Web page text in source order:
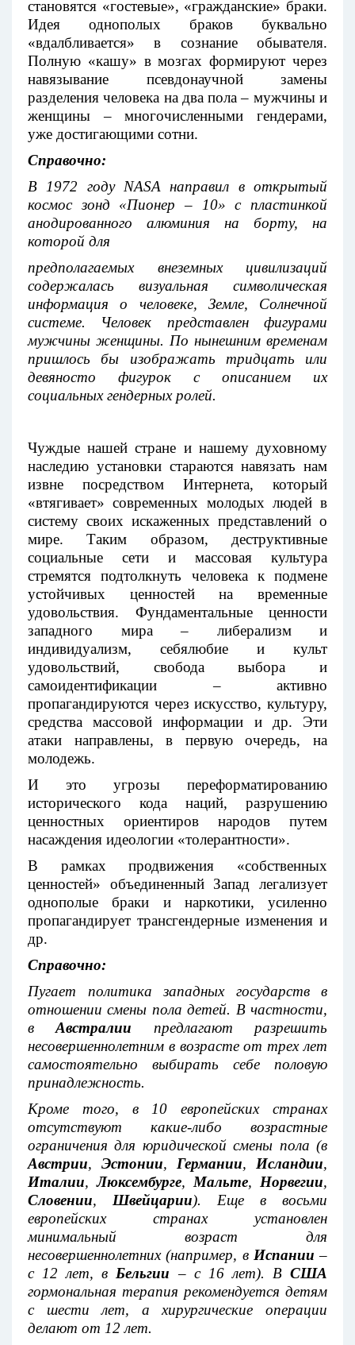
становятся «гостевые», «гражданские» браки.
Идея однополых браков буквально
«вдалбливается» в сознание обывателя.
Полную «кашу» в мозгах формируют через
навязывание псевдонаучной замены
разделения человека на два пола – мужчины и
женщины – многочисленными гендерами,
уже достигающими сотни.
Справочно:
В 1972 году NASA направил в открытый
космос зонд «Пионер – 10» с пластинкой
анодированного алюминия на борту, на
которой для
предполагаемых внеземных цивилизаций
содержалась визуальная символическая
информация о человеке, Земле, Солнечной
системе. Человек представлен фигурами
мужчины женщины. По нынешним временам
пришлось бы изображать тридцать или
девяносто фигурок с описанием их
социальных гендерных ролей.
Чуждые нашей стране и нашему духовному
наследию установки стараются навязать нам
извне посредством Интернета, который
«втягивает» современных молодых людей в
систему своих искаженных представлений о
мире. Таким образом, деструктивные
социальные сети и массовая культура
стремятся подтолкнуть человека к подмене
устойчивых ценностей на временные
удовольствия. Фундаментальные ценности
западного мира – либерализм и
индивидуализм, себялюбие и культ
удовольствий, свобода выбора и
самоидентификации – активно
пропагандируются через искусство, культуру,
средства массовой информации и др. Эти
атаки направлены, в первую очередь, на
молодежь.
И это угрозы переформатированию
исторического кода наций, разрушению
ценностных ориентиров народов путем
насаждения идеологии «толерантности».
В рамках продвижения «собственных
ценностей» объединенный Запад легализует
однополые браки и наркотики, усиленно
пропагандирует трансгендерные изменения и
др.
Справочно:
Пугает политика западных государств в
отношении смены пола детей. В частности,
вАвстралии предлагают разрешить
несовершеннолетним в возрасте от трех лет
самостоятельно выбирать себе половую
принадлежность.
Кроме того, в 10 европейских странах
отсутствуют какие‑либо возрастные
ограничения для юридической смены пола (в
Австрии, Эстонии, Германии, Исландии,
Италии,Люксембурге,Мальте, Норвегии,
Словении, Швейцарии). Еще в восьми
европейских странах установлен
минимальный возраст для
несовершеннолетних (например, в Испании –
с 12 лет, вБельгии – с 16 лет). ВСША
гормональная терапия рекомендуется детям
с шести лет, а хирургические операции
делают от 12 лет.